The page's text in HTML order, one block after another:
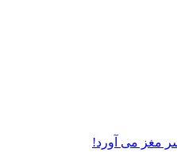
مغز می‌ آورد!